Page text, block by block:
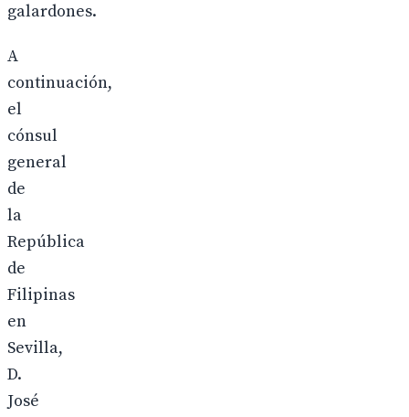
galardones.
A
continuación,
el
cónsul
general
de
la
República
de
Filipinas
en
Sevilla,
D.
José